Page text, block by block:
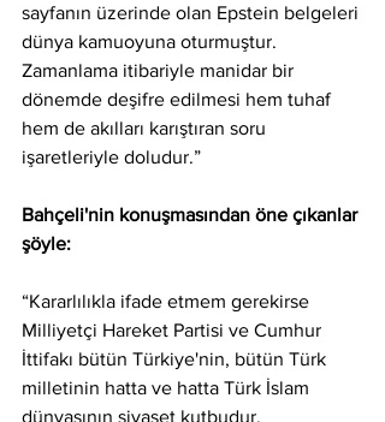
sayfanın üzerinde olan Epstein belgeleri
dünya kamuoyuna oturmuştur.
Zamanlama itibariyle manidar bir
dönemde deşifre edilmesi hem tuhaf
hem de akılları karıştıran soru
işaretleriyle doludur.”
Bahçeli'nin konuşmasından öne çıkanlar
şöyle:
“Kararlılıkla ifade etmem gerekirse
Milliyetçi Hareket Partisi ve Cumhur
İttifakı bütün Türkiye'nin, bütün Türk
milletinin hatta ve hatta Türk İslam
dünyasının siyaset kutbudur.